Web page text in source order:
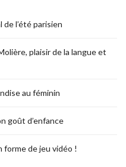
l’été parisien
plaisir de la langue et
au féminin
goût d’enfance
forme de jeu vidéo !